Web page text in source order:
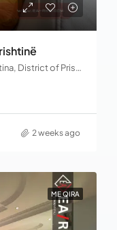
Lakrishtë, Pristina, Municipality of Pristina, District of Prishtina, Kosovo
2 weeks ago
ME QIRA